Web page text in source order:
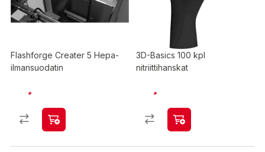
Flashforge Creater 5 Hepa-
ilmansuodatin
3D-Basics 100 kpl
nitriittihanskat